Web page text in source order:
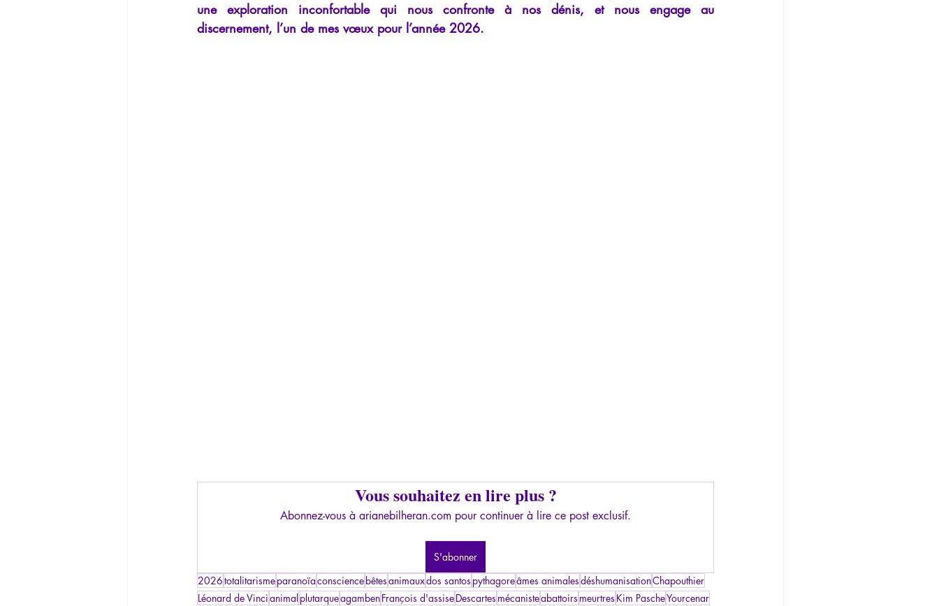
une exploration inconfortable qui nous confronte à nos dénis, et nous engage au
discernement, l’un de mes vœux pour l’année 2026.
Vous souhaitez en lire plus ?
Abonnez-vous à arianebilheran.com pour continuer à lire ce post exclusif.
S'abonner
2026totalitarismeparanoïaconscience bêtesanimauxdos santos pythagoreâmes animalesdéshumanisationChapouthier
Léonard de Vincianimal plutarqueagambenFrançois d'assiseDescartes mécanisteabattoirs meurtres Kim PascheYourcenar